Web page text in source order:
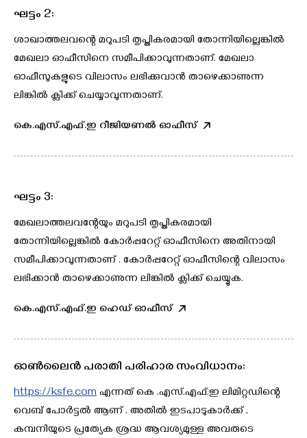
ഘട്ടം 2:
ശാഖാത്തലവന്റെ മറുപടി തൃപ്തികരമായി തോന്നിയില്ലെങ്കില്‍
മേഖലാ ഓഫീസിനെ സമീപിക്കാവുന്നതാണ്. മേഖലാ
ഓഫീസുകളുടെ വിലാസം ലഭിക്കുവാന്‍ താഴെക്കാണുന്ന
ലിങ്കില്‍ ക്ലിക്ക് ചെയ്യാവുന്നതാണ്.
കെ.എസ്.എഫ്.ഇ റീജിയണൽ ഓഫീസ്
ഘട്ടം 3:
മേഖലാത്തലവന്റേയും മറുപടി തൃപ്തികരമായി
തോന്നിയില്ലെങ്കില്‍ കോര്‍പ്പറേറ്റ് ഓഫീസിനെ അതിനായി
സമീപിക്കാവുന്നതാണ് . കോര്‍പ്പറേറ്റ് ഓഫീസിന്റെ വിലാസം
ലഭിക്കാന്‍ താഴെക്കാണുന്ന ലിങ്കില്‍ ക്ലിക്ക് ചെയ്യുക.
കെ.എസ്.എഫ്.ഇ ഹെഡ് ഓഫീസ്
ഓണ്‍ലൈന്‍ പരാതി പരിഹാര സംവിധാനം:
https://ksfe.com എന്നത് കെ .എസ്.എഫ്.ഇ ലിമിറ്റഡിന്റെ
വെബ് പോര്‍ട്ടല്‍ ആണ് . അതില്‍ ഇടപാടുകാര്‍ക്ക് ,
കമ്പനിയുടെ പ്രത്യേക ശ്രദ്ധ ആവശ്യമുള്ള അവരുടെ